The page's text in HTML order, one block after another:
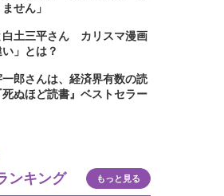
せん」
白土三平さん カリスマ漫画
」とは？
郎さんは、経済界有数の読
ぬほど読書』ベストセラー
ンキング もっと見る